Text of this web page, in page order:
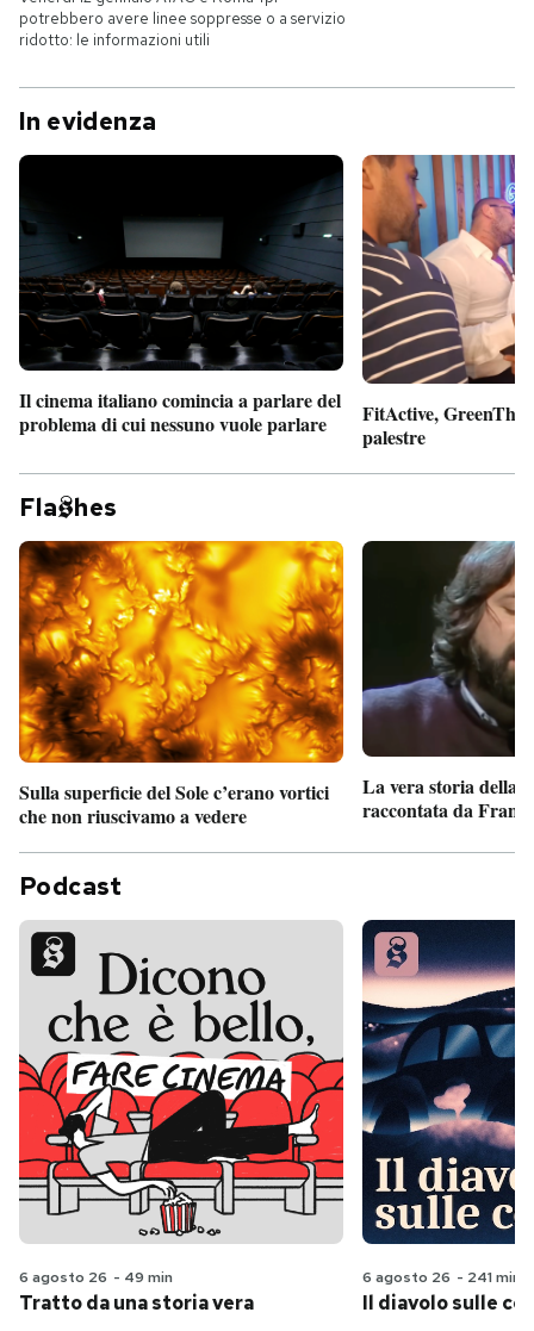
potrebbero avere linee soppresse o a servizio
ridotto: le informazioni utili
In evidenza
Il cinema italiano comincia a parlare del
problema di cui nessuno vuole parlare
FitActive,
palestre
Fla hes
Sulla superficie del Sole c’erano vortici
che non riuscivamo a vedere
La vera storia della
raccontata da
Podcast
6 agosto 26 - 49 min
Tratto da una storia vera
6 agosto 26 - 241 min
Il diavolo sulle